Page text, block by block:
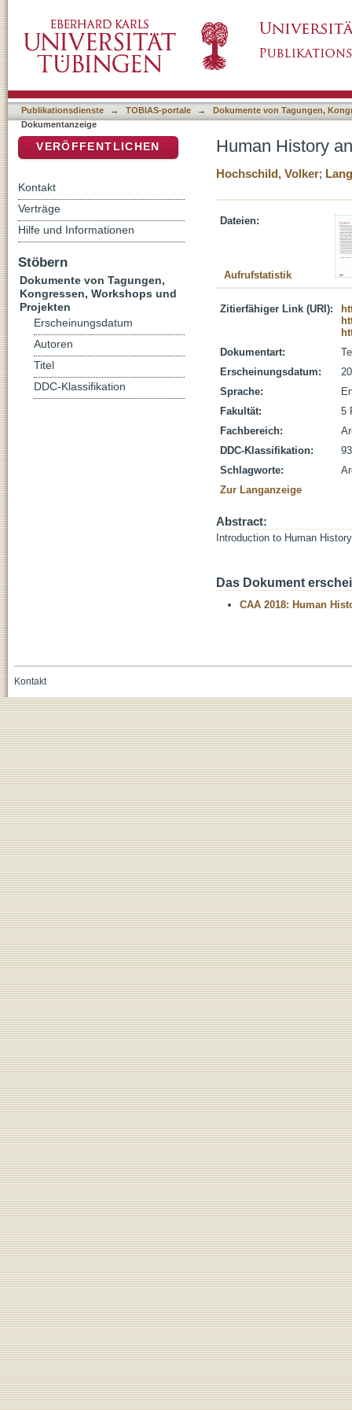
Publikationsdienste → TOBIAS-portale →
Dokumente von Tagungen,
Dokumentanzeige
Human History
Hochschild, Volker;
Dateien:
Aufrufstatistik
Zitierfähiger Link (URI):
Dokumentart:
Erscheinungsdatum:
Sprache:
Fakultät:
5
Fachbereich:
DDC-Klassifikation:
Schlagworte:
Zur Langanzeige
Abstract:
Introduction to Human
Das Dokument
CAA 2018: Human
VERÖFFENTLICHEN
Kontakt
Verträge
Hilfe und Informationen
Stöbern
Dokumente von Tagungen,
Kongressen, Workshops und
Projekten
Erscheinungsdatum
Autoren
Titel
DDC-Klassifikation
Kontakt